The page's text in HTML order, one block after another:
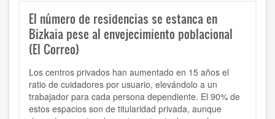
El número de residencias se estanca en
Bizkaia pese al envejecimiento poblacional
(El Correo)
Los centros privados han aumentado en 15 años el
ratio de cuidadores por usuario, elevándolo a un
trabajador para cada persona dependiente. El 90% de
estos espacios son de titularidad privada, aunque